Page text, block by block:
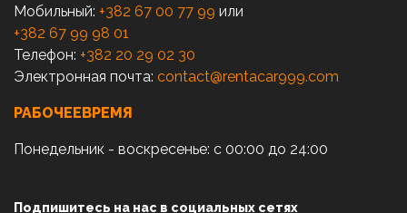
Мобильный: +382 67 00 77 99 или
+382 67 99 98 01
Телефон: +382 20 29 02 30
Электронная почта: contact@rentacar999.com
РАБОЧЕЕВРЕМЯ
Понедельник - воскресенье: с 00:00 до 24:00
Подпишитесь на нас в социальных сетях